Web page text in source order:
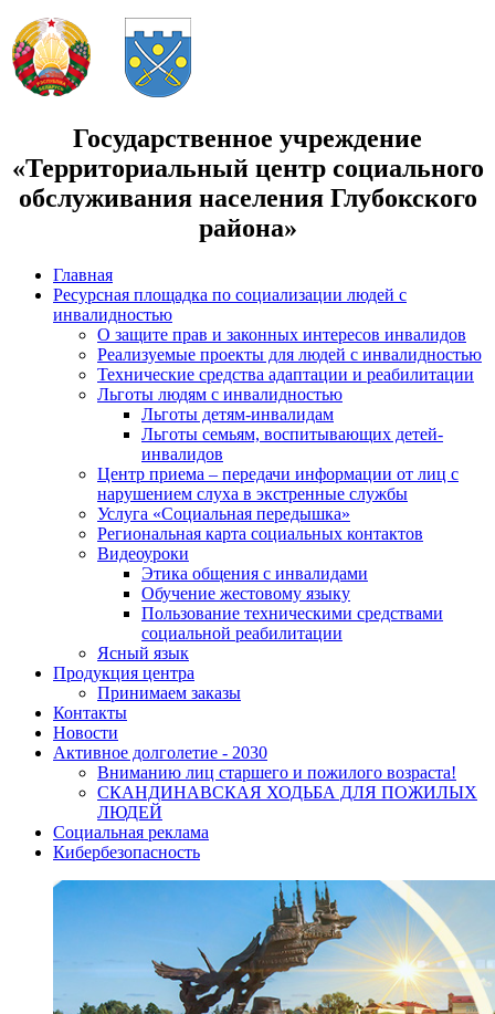
Государственное учреждение
«Территориальный центр социального
обслуживания населения Глубокского
района»
Главная
Ресурсная площадка по социализации людей с
инвалидностью
О защите прав и законных интересов инвалидов
Реализуемые проекты для людей с инвалидностью
Технические средства адаптации и реабилитации
Льготы людям с инвалидностью
Льготы детям-инвалидам
Льготы семьям, воспитывающих детей-
инвалидов
Центр приема – передачи информации от лиц с
нарушением слуха в экстренные службы
Услуга «Социальная передышка»
Региональная карта социальных контактов
Видеоуроки
Этика общения с инвалидами
Обучение жестовому языку
Пользование техническими средствами
социальной реабилитации
Ясный язык
Продукция центра
Принимаем заказы
Контакты
Новости
Активное долголетие - 2030
Вниманию лиц старшего и пожилого возраста!
CКАНДИНАВСКАЯ ХОДЬБА ДЛЯ ПОЖИЛЫХ
ЛЮДЕЙ
Социальная реклама
Кибербезопасность